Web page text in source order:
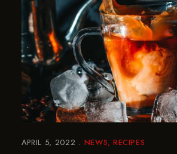
APRIL 5, 2022 NEWS RECIPES